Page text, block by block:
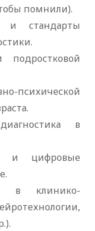
помнили).
и стандарты
психической
в
и цифровые
в клинико-